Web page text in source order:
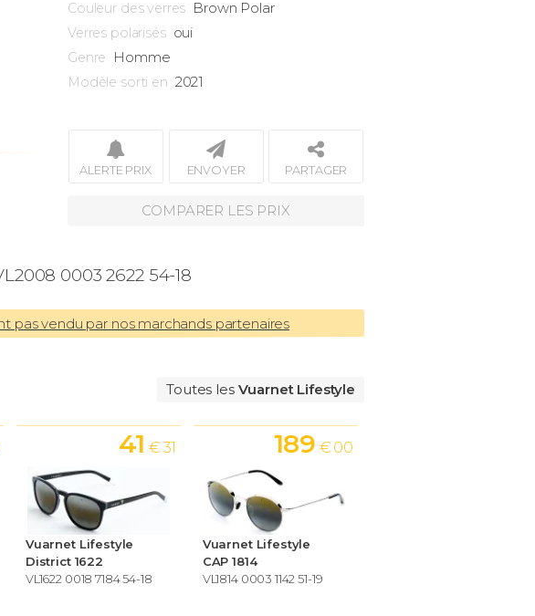
Couleur des verres Brown Polar
Verres polarisés oui
Genre Homme
Modèle sorti en 2021
ALERTE PRIX ENVOYER PARTAGER
COMPARER LES PRIX
0003 2622 54-18
pas vendu par nos marchands partenaires
Toutes les Vuarnet Lifestyle
Vuarnet Lifestyle
District 1622
VL1622 0018 7184 54-18
41 € 31
Vuarnet Lifestyle
CAP 1814
VL1814 0003 1142 51-19
189 € 00